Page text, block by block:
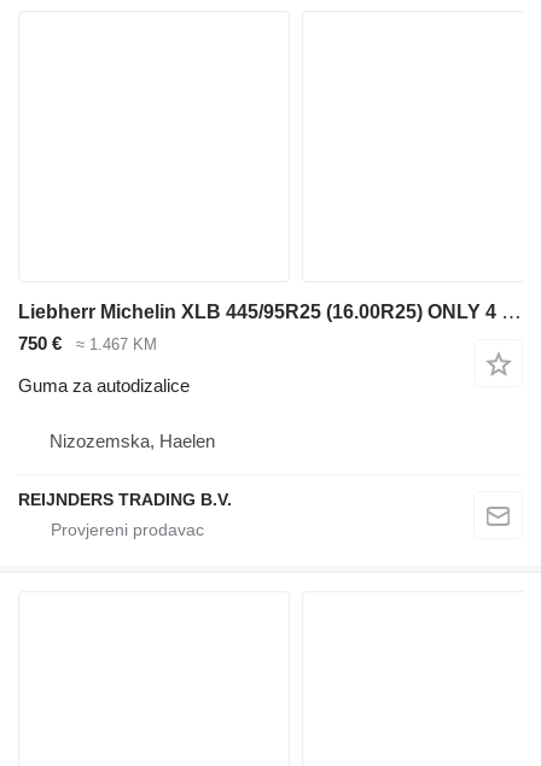
Liebherr Michelin XLB 445/95R25 (16.00R25) ONLY 4 PIECES LEFT IN STOCK !!
750 € ≈ 1.467 KM
Guma za autodizalice
Nizozemska, Haelen
REIJNDERS TRADING B.V.